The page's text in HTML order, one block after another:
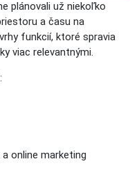
plánovali už niekoľko
a času na
funkcií, ktoré spravia
viac relevantnými.
online marketing